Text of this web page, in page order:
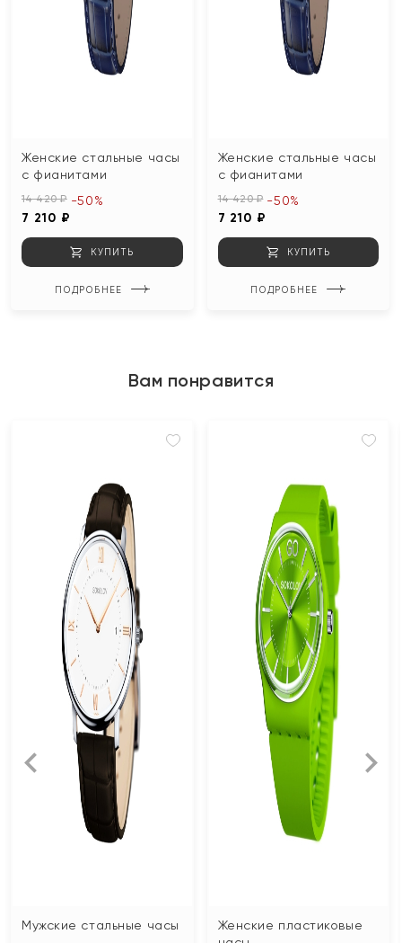
Женские стальные часы
с фианитами
14 420 ₽
7 210 ₽
-50%
КУПИТЬ
ПОДРОБНЕЕ
Женские стальные часы
с фианитами
14 420 ₽
7 210 ₽
-50%
КУПИТЬ
ПОДРОБНЕЕ
Вам понравится
Мужские стальные часы
Женские пластиковые